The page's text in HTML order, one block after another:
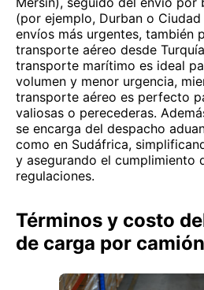
(por ejemplo, Durban o
envíos más urgentes, también
transporte aéreo desde
transporte marítimo es ideal
volumen y menor urgencia,
transporte aéreo es perfecto
valiosas o perecederas.
se encarga del despacho
como en Sudáfrica,
y asegurando el cumplimiento
regulaciones.
Términos y costo
de carga por camión